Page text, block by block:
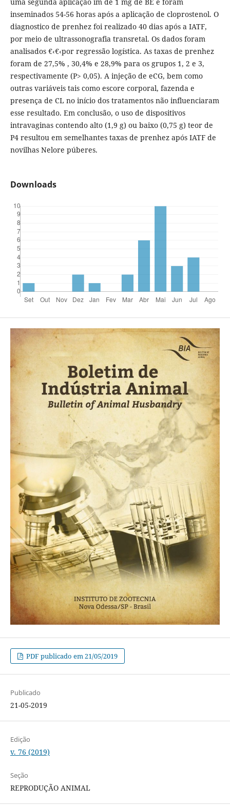
inseminados 54-56 horas após a aplicação de cloprostenol. O
diagnostico de prenhez foi realizado 40 dias após a IATF,
por meio de ultrassonografia transretal. Os dados foram
analisados €‹€‹por regressão logística. As taxas de prenhez
foram de 27,5% , 30,4% e 28,9% para os grupos 1, 2 e 3,
respectivamente (P> 0,05). A injeção de eCG, bem como
outras variáveis tais como escore corporal, fazenda e
presença de CL no início dos tratamentos não influenciaram
esse resultado. Em conclusão, o uso de dispositivos
intravaginas contendo alto (1,9 g) ou baixo (0,75 g) teor de
P4 resultou em semelhantes taxas de prenhez após IATF de
novilhas Nelore púberes.
Downloads
PDF publicado em 21/05/2019
Publicado
21-05-2019
Edição
v. 76 (2019)
Seção
REPRODUÇÃO ANIMAL